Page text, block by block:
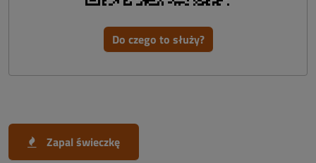
Do czego to służy?
Zapal świeczkę